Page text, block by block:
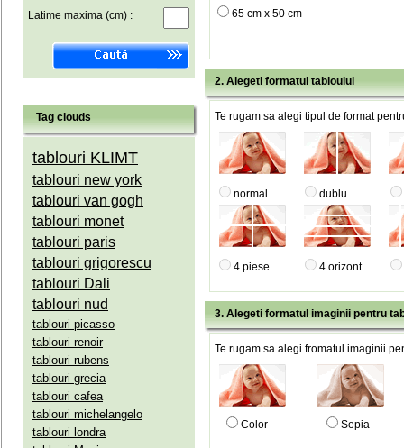
Latime maxima (cm) :
Tag clouds
tablouri KLIMT
tablouri new york
tablouri van gogh
tablouri monet
tablouri paris
tablouri grigorescu
tablouri Dali
tablouri nud
tablouri picasso
tablouri renoir
tablouri rubens
tablouri grecia
tablouri cafea
tablouri michelangelo
tablouri londra
65 cm x 50 cm
2. Alegeti formatul tabloului
Te rugam sa alegi tipul de format
normal dublu
4 piese 4 orizont.
3. Alegeti formatul imaginii pentru
Te rugam sa alegi fromatul imaginii
Color Sepia